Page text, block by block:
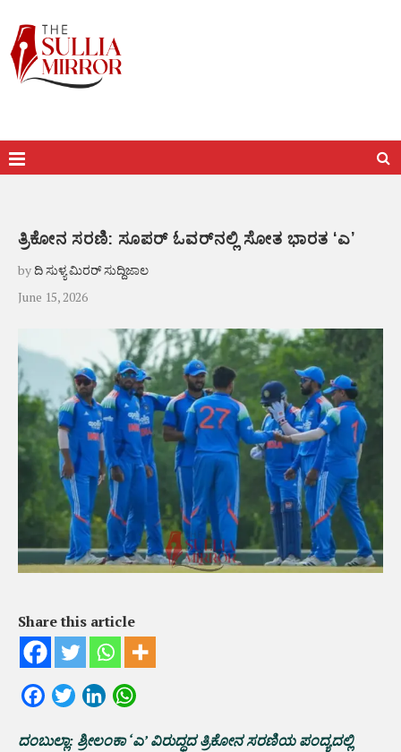
ತ್ರಿಕೋನ ಸರಣಿ: ಸೂಪರ್‌ ಓವರ್‌ನಲ್ಲಿ ಸೋತ ಭಾರತ ‘ಎ’
byದಿ ಸುಳ್ಯ ಮಿರರ್ ಸುದ್ದಿಜಾಲ
June 15, 2026
Share this article
FacebookTwitterLinkedIn
ದಂಬುಲ್ಲಾ: ಶ್ರೀಲಂಕಾ ‘ಎ’ ವಿರುದ್ಧದ ತ್ರಿಕೋನ ಸರಣಿಯ ಪಂದ್ಯದಲ್ಲಿ